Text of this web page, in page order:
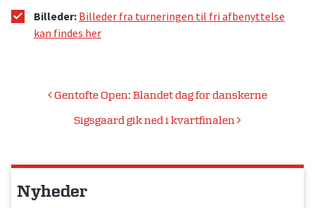
Billeder: Billeder fra turneringen til fri afbenyttelse
kan findes her
Indlægsnavigation
Gentofte Open: Blandet dag for danskerne
Sigsgaard gik ned i kvartfinalen
Nyheder